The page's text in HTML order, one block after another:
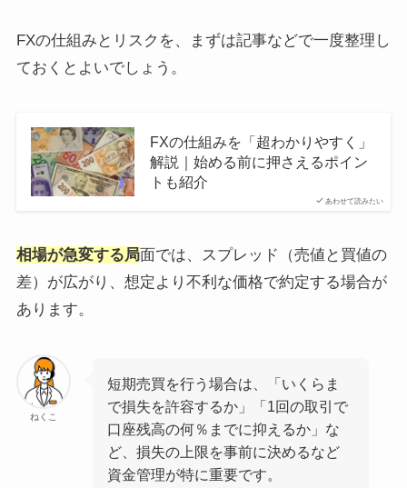
FXの仕組みとリスクを、まずは記事などで一度整理し
ておくとよいでしょう。
あわせて読みたい
FXの仕組みを「超わかりやすく」
解説｜始める前に押さえるポイン
トも紹介
相場が急変する局面では、スプレッド（売値と買値の
差）が広がり、想定より不利な価格で約定する場合が
あります。
ねくこ
短期売買を行う場合は、「いくらま
で損失を許容するか」「1回の取引で
口座残高の何％までに抑えるか」な
ど、損失の上限を事前に決めるなど
資金管理が特に重要です。